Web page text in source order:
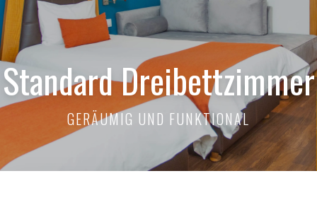
Standard Dreibettzimmer
GERÄUMIG UND FUNKTIONAL